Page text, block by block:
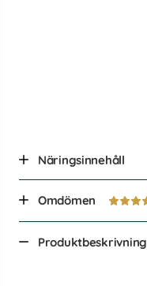
Näringsinnehåll
Omdömen
Produktbeskrivning